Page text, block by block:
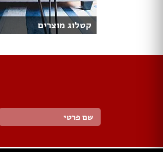
קטלוג מוצרים